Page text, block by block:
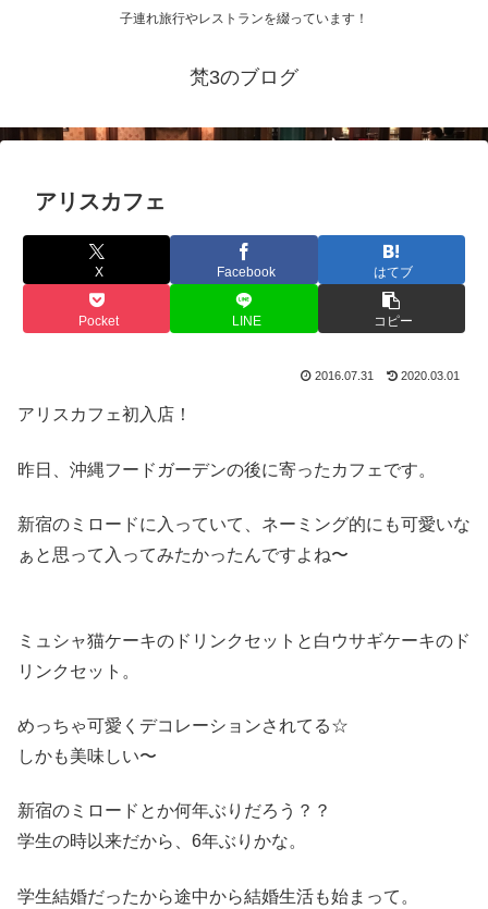
子連れ旅行やレストランを綴っています！
梵3のブログ
アリスカフェ
X Facebook はてブ
Pocket LINE コピー
2016.07.31 2020.03.01
アリスカフェ初入店！
昨日、沖縄フードガーデンの後に寄ったカフェです。
新宿のミロードに入っていて、ネーミング的にも可愛いな
ぁと思って入ってみたかったんですよね〜
ミュシャ猫ケーキのドリンクセットと白ウサギケーキのド
リンクセット。
めっちゃ可愛くデコレーションされてる☆
しかも美味しい〜
新宿のミロードとか何年ぶりだろう？？
学生の時以来だから、6年ぶりかな。
学生結婚だったから途中から結婚生活も始まって。